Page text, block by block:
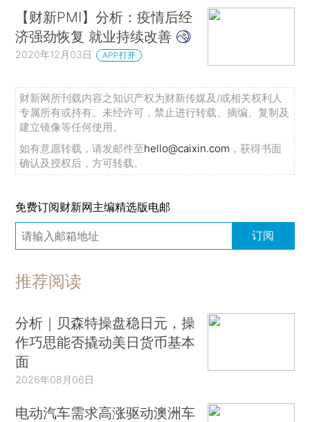
【财新PMI】分析：疫情后经
济强劲恢复 就业持续改善
2020年12月03日 APP打开
财新网所刊载内容之知识产权为财新传媒及/或相关权利人
专属所有或持有。未经许可，禁止进行转载、摘编、复制及
建立镜像等任何使用。
如有意愿转载，请发邮件至hello@caixin.com ，获得书面
确认及授权后，方可转载。
免费订阅财新网主编精选版电邮
订阅
推荐阅读
分析｜贝森特操盘稳日元，操
作巧思能否撬动美日货币基本
面
2026年08月06日
电动汽车需求高涨驱动澳洲车